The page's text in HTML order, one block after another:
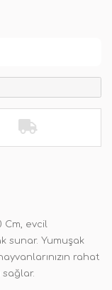
Cm, evcil
sunar. Yumuşak
rahat
sağlar.